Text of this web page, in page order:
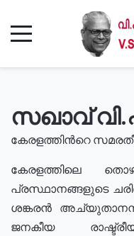
സഖാവ്
കേരളത്തിൻറെ
കേരളത്തിലെ
പ്രസ്ഥാനങ്ങളുടെ
ശങ്കരൻ
ജനകീയ